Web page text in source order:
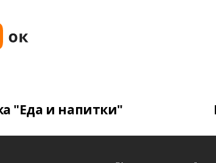
"Еда и напитки"